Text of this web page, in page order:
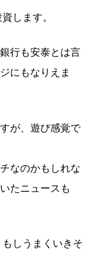
します。
行も安泰とは言
にもなりえま
が、遊び感覚で
なのかもしれな
たニュースも
しうまくいきそ